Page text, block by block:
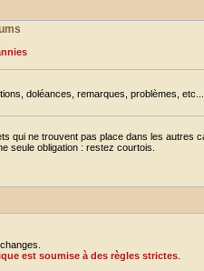
doléances, remarques, problèmes,
qui ne trouvent pas place dans les autres
seule obligation : restez courtois.
est soumise à des règles strictes